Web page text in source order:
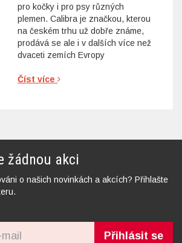
pro kočky i pro psy různých
plemen. Calibra je značkou, kterou
na českém trhu už dobře známe,
prodává se ale i v dalších více než
dvaceti zemích Evropy
Číst více
žádnou akci
o našich novinkách a akcích? Přihlašte
Přihlásit se